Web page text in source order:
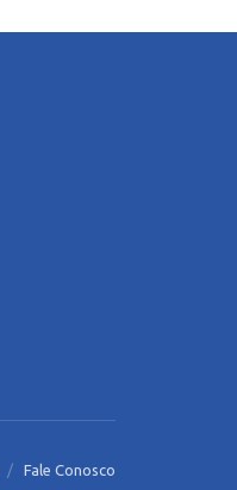
Fale Conosco